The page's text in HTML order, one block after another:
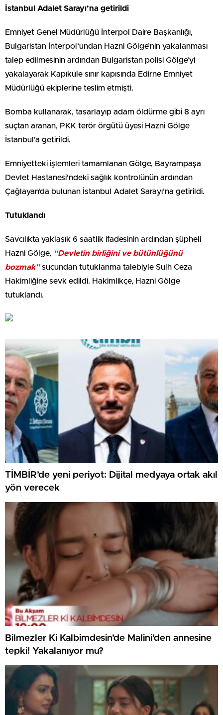
İstanbul Adalet Sarayı’na getirildi
Emniyet Genel Müdürlüğü İnterpol Daire Başkanlığı,
Bulgaristan İnterpol’undan Hazni Gölge’nin yakalanması
talep edilmesinin ardından Bulgaristan polisi Gölge’yi
yakalayarak Kapıkule sınır kapısında Edirne Emniyet
Müdürlüğü ekiplerine teslim etmişti.
Bomba kullanarak, tasarlayıp adam öldürme gibi 8 ayrı
suçtan aranan, PKK terör örgütü üyesi Hazni Gölge
İstanbul’a getirildi.
Emniyetteki işlemleri tamamlanan Gölge, Bayrampaşa
Devlet Hastanesi’ndeki sağlık kontrolünün ardından
Çağlayan’da bulunan İstanbul Adalet Sarayı’na getirildi.
Tutuklandı
Savcılıkta yaklaşık 6 saatlik ifadesinin ardından şüpheli
Hazni Gölge, “Devletin birliğini ve bütünlüğünü
bozmak”suçundan tutuklanma talebiyle Sulh Ceza
Hakimliğine sevk edildi. Hakimlikçe, Hazni Gölge
tutuklandı.
TİMBİR’de yeni periyot: Dijital medyaya ortak akıl
yön verecek
Bilmezler Ki Kalbimdesin’de Malini’den annesine
tepki! Yakalanıyor mu?